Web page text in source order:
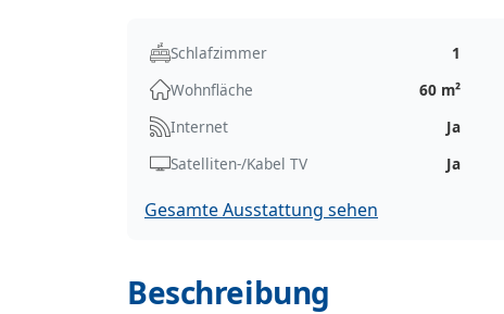
Schlafzimmer
1
Wohnfläche
60 m²
Internet
Ja
Satelliten-/Kabel TV
Ja
Gesamte Ausstattung sehen
Beschreibung